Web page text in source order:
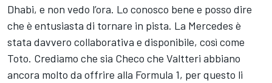
Dhabi, e non vedo l’ora. Lo conosco bene e posso dire
che è entusiasta di tornare in pista. La Mercedes è
stata davvero collaborativa e disponibile, così come
Toto. Crediamo che sia Checo che Valtteri abbiano
ancora molto da offrire alla Formula 1, per questo li